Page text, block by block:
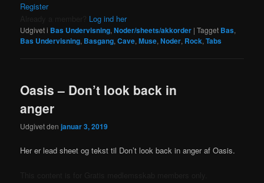
Register
Log ind her
Udgivet i Bas Undervisning,Noder/sheets/akkorder |Tagget Bas,
Bas Undervisning, Basgang,Cave,Muse,Noder, Rock,Tabs
Oasis – Don’t look back in
anger
Udgivet denjanuar 3, 2019
Her er lead sheet og tekst til Don’t look back in anger af Oasis.